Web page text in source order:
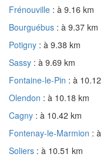
Frénouville : à 9.16 km
Bourguébus : à 9.37 km
Potigny : à 9.38 km
Sassy : à 9.69 km
Fontaine-le-Pin : à
Olendon : à 10.18 km
Cagny : à 10.42 km
Fontenay-le-Marmion :
Soliers : à 10.51 km